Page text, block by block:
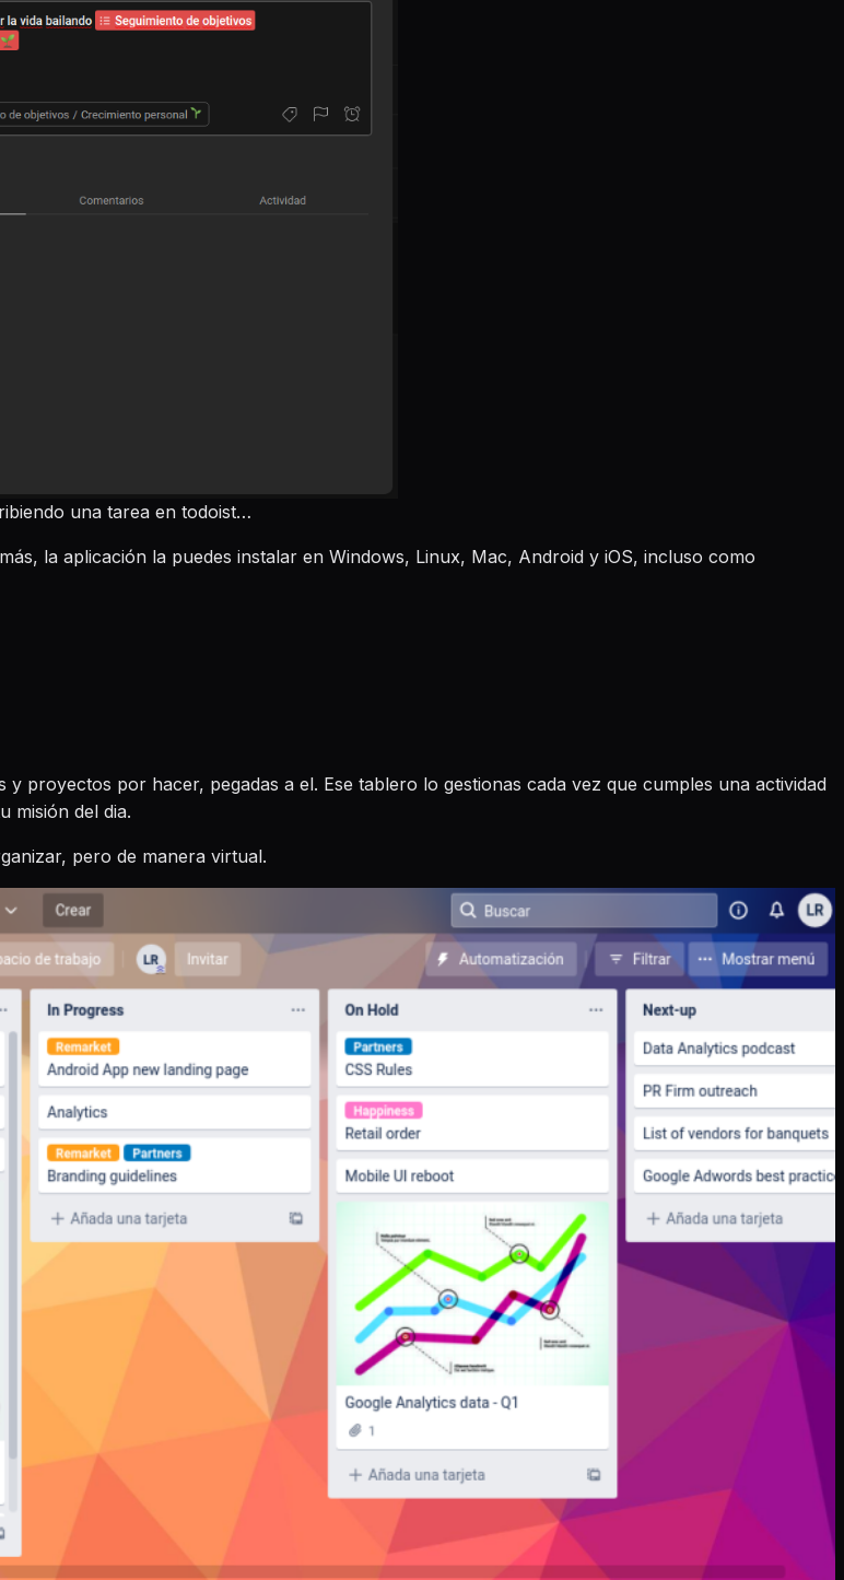
una tarea en todoist…
la aplicación la puedes instalar en Windows, Linux, Mac, Android y iOS, incluso como
proyectos por hacer, pegadas a el. Ese tablero lo gestionas cada vez que cumples una actividad
misión del dia.
pero de manera virtual.